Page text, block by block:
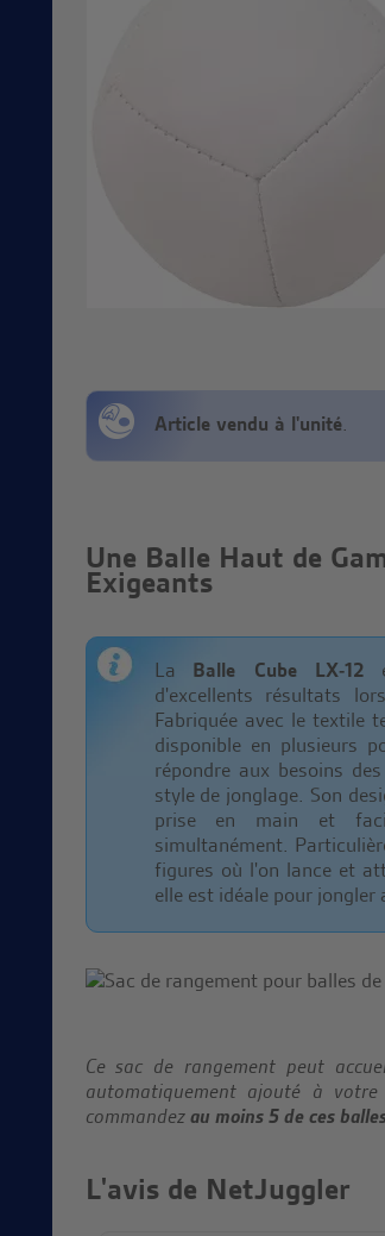
Article vendu à l'unité.
Une Balle Haut de
Exigeants
La Balle Cube LX-12
d'excellents résultats
Fabriquée avec le textile
disponible en plusieurs
répondre aux besoins
style de jonglage. Son
prise en main et
simultanément.
figures où l'on lance et
elle est idéale pour jongler
Ce sac de rangement peut
automatiquement ajouté à
commandezau moins 5 de ces
L'avis de NetJuggler